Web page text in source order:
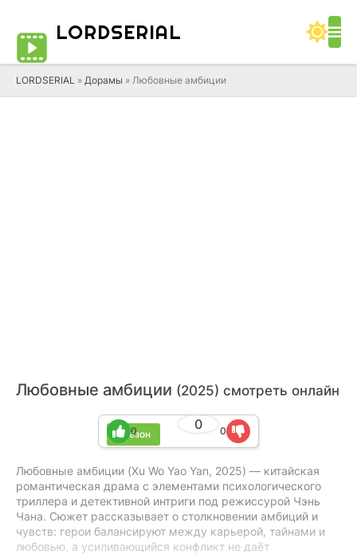
LORDSERIAL
LORDSERIAL » Дорамы » Любовные амбиции
Любовные амбиции (2025) смотреть онлайн
1 сезон
0
0 0
Любовные амбиции (Xu Wo Yao Yan, 2025) — китайская
романтическая драма с элементами психологического
триллера и детективной интриги под режиссурой Чэнь
Чана. Сюжет рассказывает о столкновении амбиций и
чувств: герои балансируют между карьерой, тайнами и
любовью, а усиливающийся конфликт не даёт